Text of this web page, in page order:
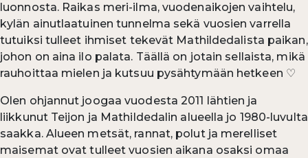
luonnosta. Raikas meri-ilma, vuodenaikojen vaihtelu,
kylän ainutlaatuinen tunnelma sekä vuosien varrella
tutuiksi tulleet ihmiset tekevät Mathildedalista paikan,
johon on aina ilo palata. Täällä on jotain sellaista, mikä
rauhoittaa mielen ja kutsuu pysähtymään hetkeen ♡
Olen ohjannut joogaa vuodesta 2011 lähtien ja
liikkunut Teijon ja Mathildedalin alueella jo 1980-luvulta
saakka. Alueen metsät, rannat, polut ja merelliset
maisemat ovat tulleet vuosien aikana osaksi omaa